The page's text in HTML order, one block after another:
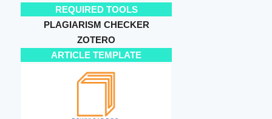
REQUIRED TOOLS
PLAGIARISM CHECKER
ZOTERO
ARTICLE TEMPLATE